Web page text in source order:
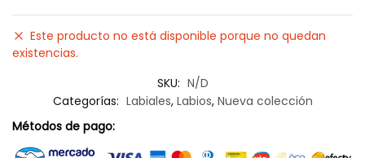
Este producto no está disponible porque no quedan
existencias.
SKU: N/D
Categorías: Labiales, Labios, Nueva colección
Métodos de pago: